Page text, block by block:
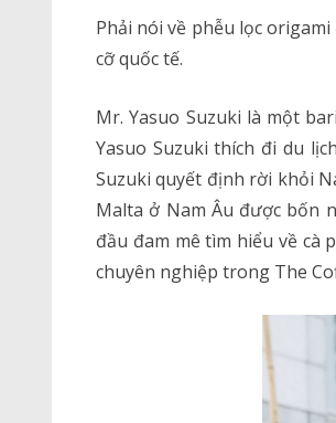
Phải nói về phễu lọc
cỡ quốc tế.
Mr. Yasuo Suzuki là một
Yasuo Suzuki thích đi du
Suzuki quyết định rời khỏi
Malta ở Nam Âu được bốn
đầu đam mê tìm hiểu về cà
chuyên nghiệp trong The